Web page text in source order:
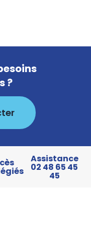
?
Assistance
02 48 65 45
45